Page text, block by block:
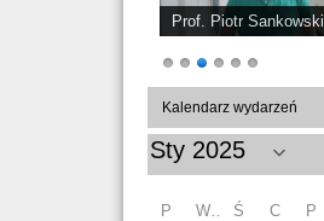
Prof. Piotr Sankowski
Kalendarz wydarzeń
P Ś C P